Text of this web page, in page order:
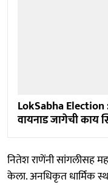
LokSabha Election
वायनाड जागेची काय
नितेश राणेंनी सांगलीसह
केला. अनधिकृत धार्मिक